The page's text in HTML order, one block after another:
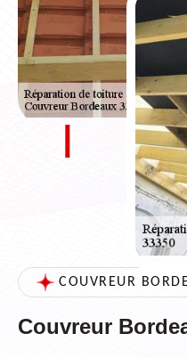
COUVREUR
Couvreur